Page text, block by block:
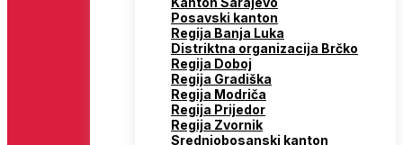
Posavski kanton
Regija Banja Luka
Distriktna organizacija Brčko
Regija Doboj
Regija Gradiška
Regija Modriča
Regija Prijedor
Regija Zvornik
Srednjobosanski kanton